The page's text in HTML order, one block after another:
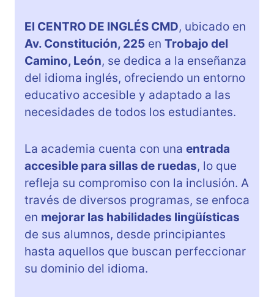
El CENTRO DE INGLÉS CMD, ubicado en
Av. Constitución, 225 en Trobajo del
Camino, León, se dedica a la enseñanza
del idioma inglés, ofreciendo un entorno
educativo accesible y adaptado a las
necesidades de todos los estudiantes.
La academia cuenta con una entrada
accesible para sillas de ruedas, lo que
refleja su compromiso con la inclusión. A
través de diversos programas, se enfoca
en mejorar las habilidades lingüísticas
de sus alumnos, desde principiantes
hasta aquellos que buscan perfeccionar
su dominio del idioma.